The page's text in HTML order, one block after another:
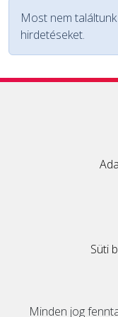
EGYÉB
Most nem
hirdetéseket.
Süti
Minden jog